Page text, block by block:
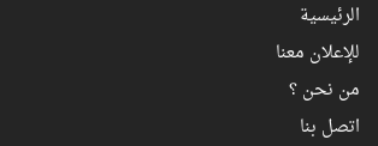
الرئيسية
للإعلان معنا
من نحن ؟
اتصل بنا